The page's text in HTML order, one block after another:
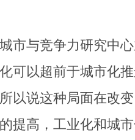
与竞争力研究中心
可以超前于城市化
以说这种局面在改
提高，工业化和城